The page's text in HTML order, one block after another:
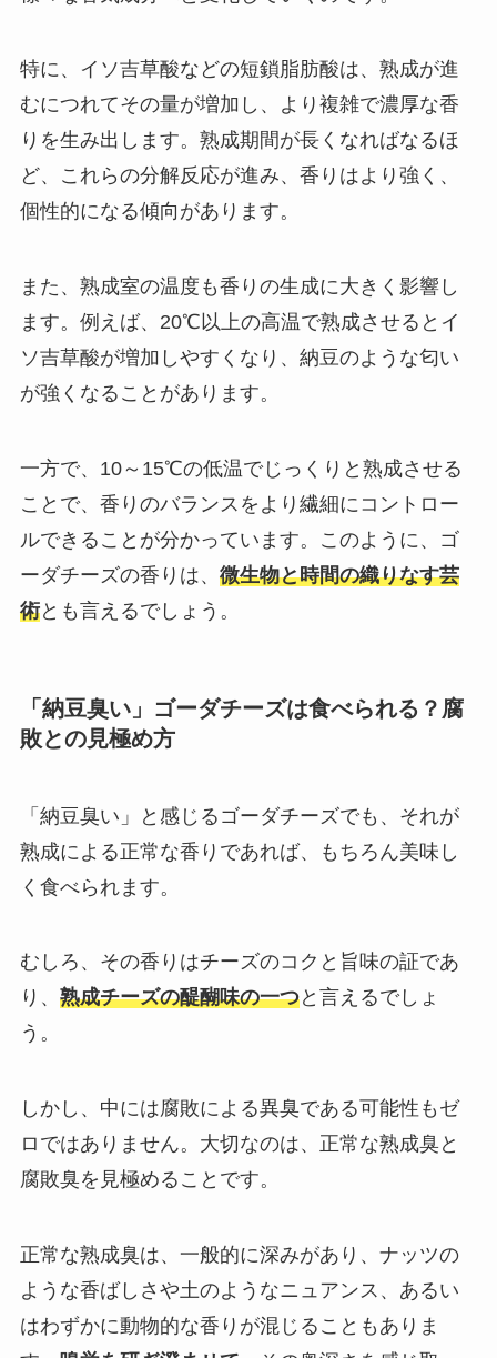
特に、イソ吉草酸などの短鎖脂肪酸は、熟成が進
むにつれてその量が増加し、より複雑で濃厚な香
りを生み出します。熟成期間が長くなればなるほ
ど、これらの分解反応が進み、香りはより強く、
個性的になる傾向があります。
また、熟成室の温度も香りの生成に大きく影響し
ます。例えば、20℃以上の高温で熟成させるとイ
ソ吉草酸が増加しやすくなり、納豆のような匂い
が強くなることがあります。
一方で、10～15℃の低温でじっくりと熟成させる
ことで、香りのバランスをより繊細にコントロー
ルできることが分かっています。このように、ゴ
ーダチーズの香りは、 微生物と時間の織りなす芸
術とも言えるでしょう。
「納豆臭い」ゴーダチーズは食べられる？腐
敗との見極め方
「納豆臭い」と感じるゴーダチーズでも、それが
熟成による正常な香りであれば、もちろん美味し
く食べられます。
むしろ、その香りはチーズのコクと旨味の証であ
り、 熟成チーズの醍醐味の一つと言えるでしょ
う。
しかし、中には腐敗による異臭である可能性もゼ
ロではありません。大切なのは、正常な熟成臭と
腐敗臭を見極めることです。
正常な熟成臭は、一般的に深みがあり、ナッツの
ような香ばしさや土のようなニュアンス、あるい
はわずかに動物的な香りが混じることもありま